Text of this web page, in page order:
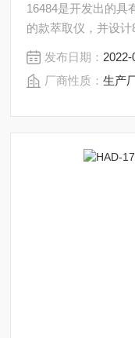
16484是开发出的具
的款萃取仪，并设
的可立控制流速和试
发布日期： 2022-
厂商性质：生产